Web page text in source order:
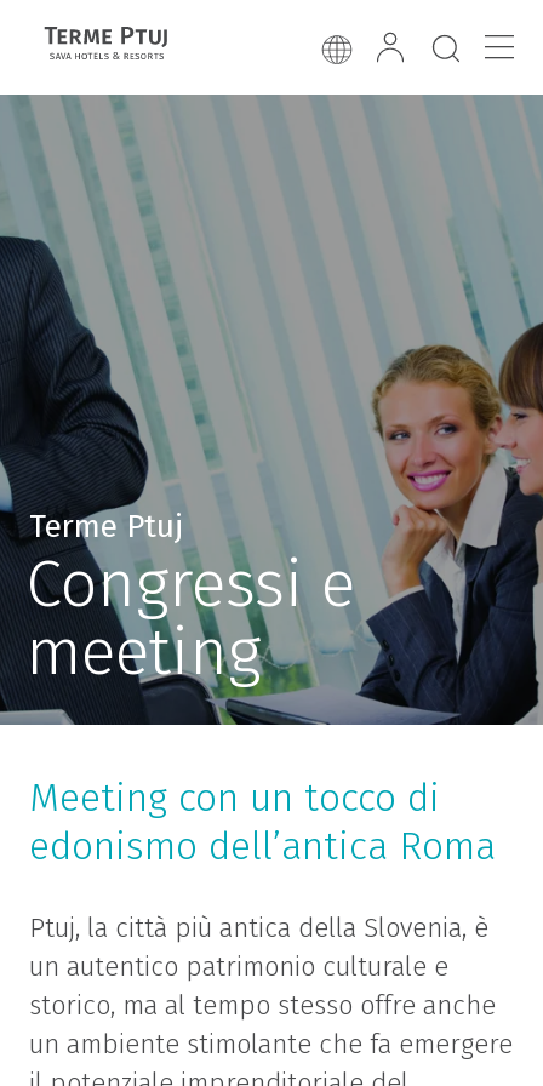
Terme Ptuj
Congressi e
meeting
Meeting con un tocco di
edonismo dell’antica Roma
Ptuj, la città più antica della Slovenia, è
un autentico patrimonio culturale e
storico, ma al tempo stesso offre anche
un ambiente stimolante che fa emergere